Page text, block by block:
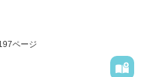
かい目で読んで頂ければ
ページ